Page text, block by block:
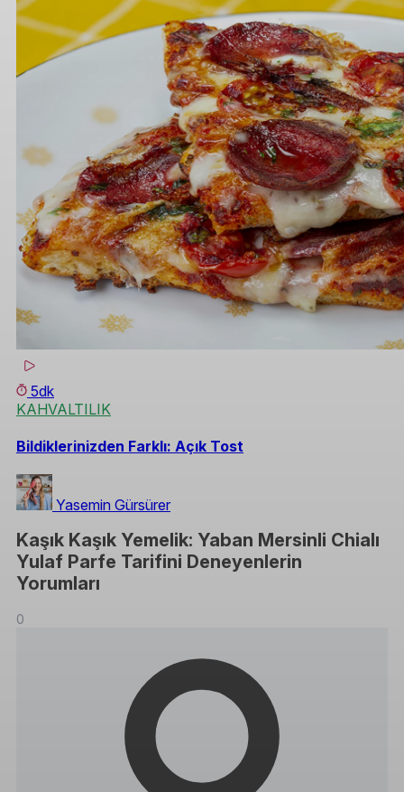
5dk
KAHVALTILIK
Bildiklerinizden Farklı: Açık Tost
Yasemin Gürsürer
Kaşık Kaşık Yemelik: Yaban Mersinli Chialı
Yulaf Parfe Tarifini Deneyenlerin
Yorumları
0